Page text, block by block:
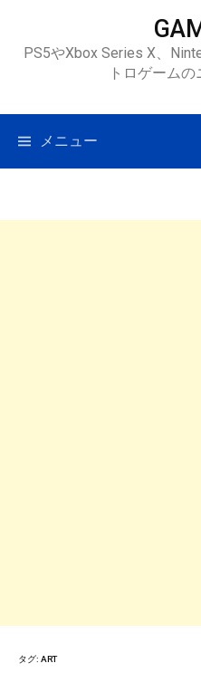
ツ
ス
PS5やXbox Series X、
トロゲーム
メニュー
タグ: ART